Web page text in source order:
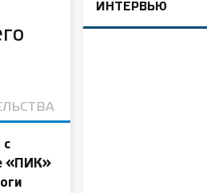
с
«ПИК»
ИНТЕРВЬЮ